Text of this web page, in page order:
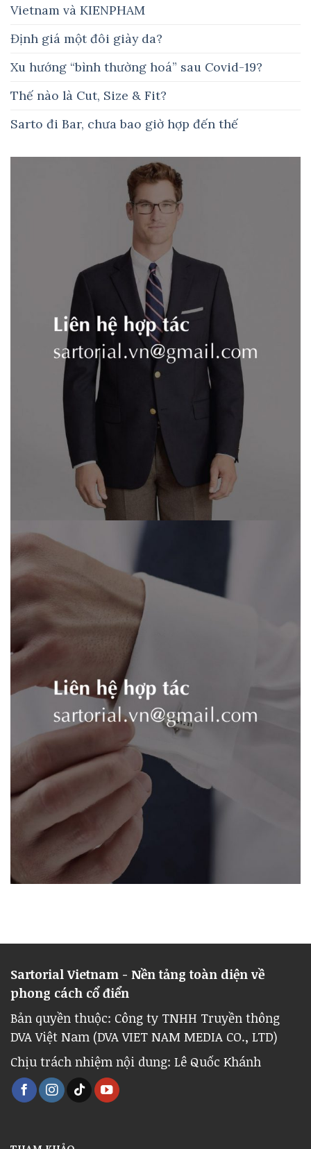
Vietnam và KIENPHAM
Định giá một đôi giày da?
Xu hướng “bình thường hoá” sau Covid-19?
Thế nào là Cut, Size & Fit?
Sarto đi Bar, chưa bao giờ hợp đến thế
Sartorial Vietnam - Nền tảng toàn diện về
phong cách cổ điển
Bản quyền thuộc: Công ty TNHH Truyền thông
DVA Việt Nam (DVA VIET NAM MEDIA CO., LTD)
Chịu trách nhiệm nội dung: Lê Quốc Khánh